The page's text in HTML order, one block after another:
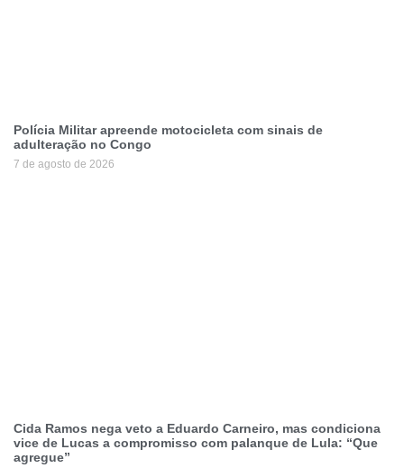
Polícia Militar apreende motocicleta com sinais de
adulteração no Congo
7 de agosto de 2026
Cida Ramos nega veto a Eduardo Carneiro, mas condiciona
vice de Lucas a compromisso com palanque de Lula: “Que
agregue”